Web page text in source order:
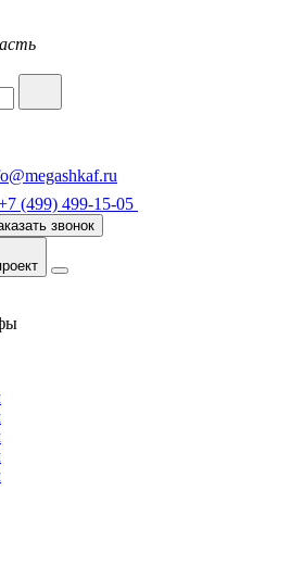
(499) 499-15-05
звонок